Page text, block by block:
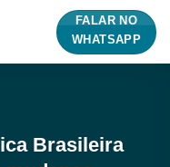
FALAR NO
WHATSAPP
Brasileira